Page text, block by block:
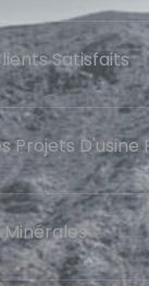
Satisfaits
Projets D'usine
Minérales